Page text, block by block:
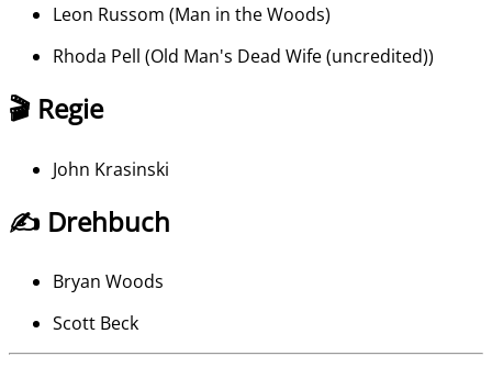
Leon Russom (Man in the Woods)
Rhoda Pell (Old Man's Dead Wife (uncredited))
🎬 Regie
John Krasinski
✍️ Drehbuch
Bryan Woods
Scott Beck